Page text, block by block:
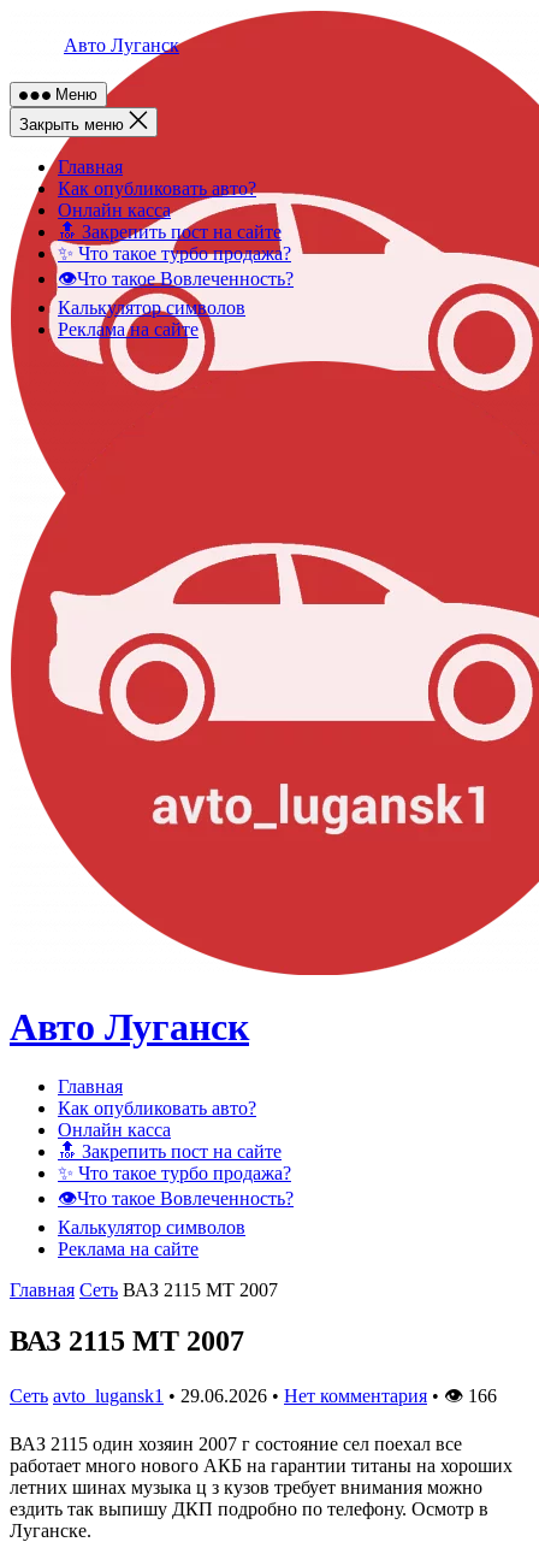
Авто Луганск
Меню
Закрыть меню
Главная
Как опубликовать авто?
Онлайн касса
🔝 Закрепить пост на сайте
✨ Что такое турбо продажа?
👁️Что такое Вовлеченность?
Калькулятор символов
Реклама на сайте
Авто Луганск
Главная
Как опубликовать авто?
Онлайн касса
🔝 Закрепить пост на сайте
✨ Что такое турбо продажа?
👁️Что такое Вовлеченность?
Калькулятор символов
Реклама на сайте
Главная Сеть ВАЗ 2115 MT 2007
ВАЗ 2115 MT 2007
Сеть avto_lugansk1 • 29.06.2026 • Нет комментария • 👁 166
ВАЗ 2115 один хозяин 2007 г состояние сел поехал все
работает много нового АКБ на гарантии титаны на хороших
летних шинах музыка ц з кузов требует внимания можно
ездить так выпишу ДКП подробно по телефону. Осмотр в
Луганске.